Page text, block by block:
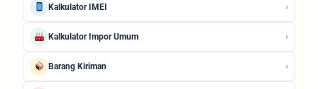
Kalkulator IMEI ›
Kalkulator Impor Umum ›
Barang Kiriman ›